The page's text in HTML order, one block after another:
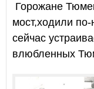
Горожане
мост,ходили
сейчас
влюбленных